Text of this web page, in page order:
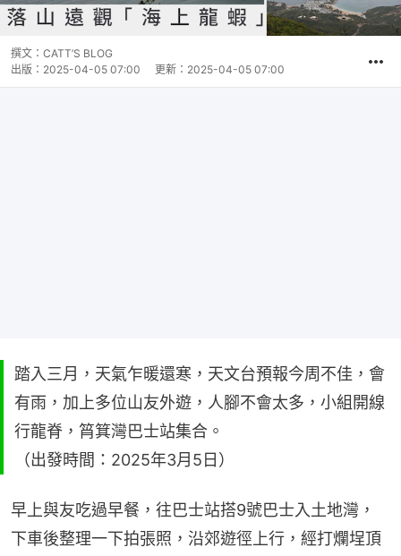
撰文： CATT’S BLOG
出版： 2025-04-05 07:00 更新： 2025-04-05 07:00
踏入三月，天氣乍暖還寒，天文台預報今周不佳，會
有雨，加上多位山友外遊，人腳不會太多，小組開線
行龍脊，筲箕灣巴士站集合。
（出發時間：2025年3月5日）
早上與友吃過早餐，往巴士站搭9號巴士入土地灣，
下車後整理一下拍張照，沿郊遊徑上行，經打爛埕頂